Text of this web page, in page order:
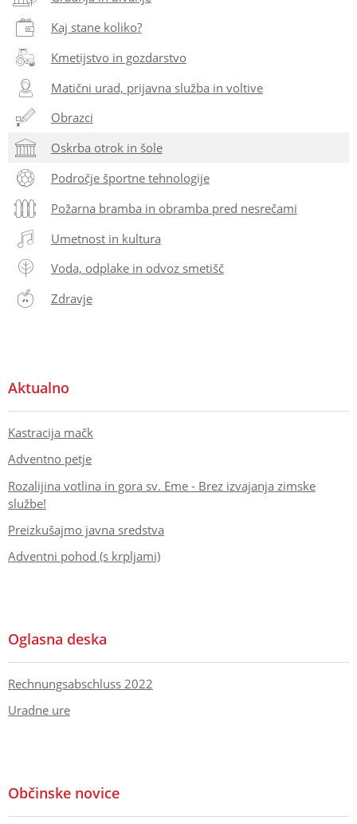
Kaj stane koliko?
Kmetijstvo in gozdarstvo
Matični urad, prijavna služba in voltive
Obrazci
Oskrba otrok in šole
Področje športne tehnologije
Požarna bramba in obramba pred nesrečami
Umetnost in kultura
Voda, odplake in odvoz smetišč
Zdravje
Aktualno
Kastracija mačk
Adventno petje
Rozalijina votlina in gora sv. Eme - Brez izvajanja zimske
službe!
Preizkušajmo javna sredstva
Adventni pohod (s krpljami)
Oglasna deska
Rechnungsabschluss 2022
Uradne ure
Občinske novice